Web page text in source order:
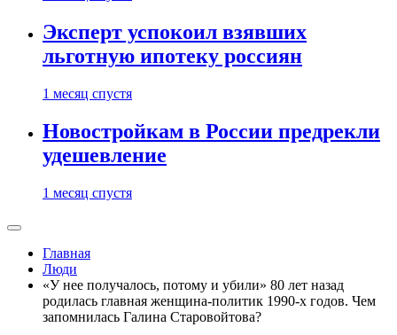
Эксперт успокоил взявших
льготную ипотеку россиян
1 месяц спустя
Новостройкам в России предрекли
удешевление
1 месяц спустя
Главная
Люди
«У нее получалось, потому и убили» 80 лет назад
родилась главная женщина-политик 1990-х годов. Чем
запомнилась Галина Старовойтова?